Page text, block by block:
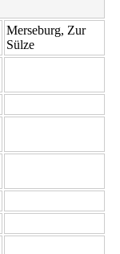
Merseburg, Zur
Sülze